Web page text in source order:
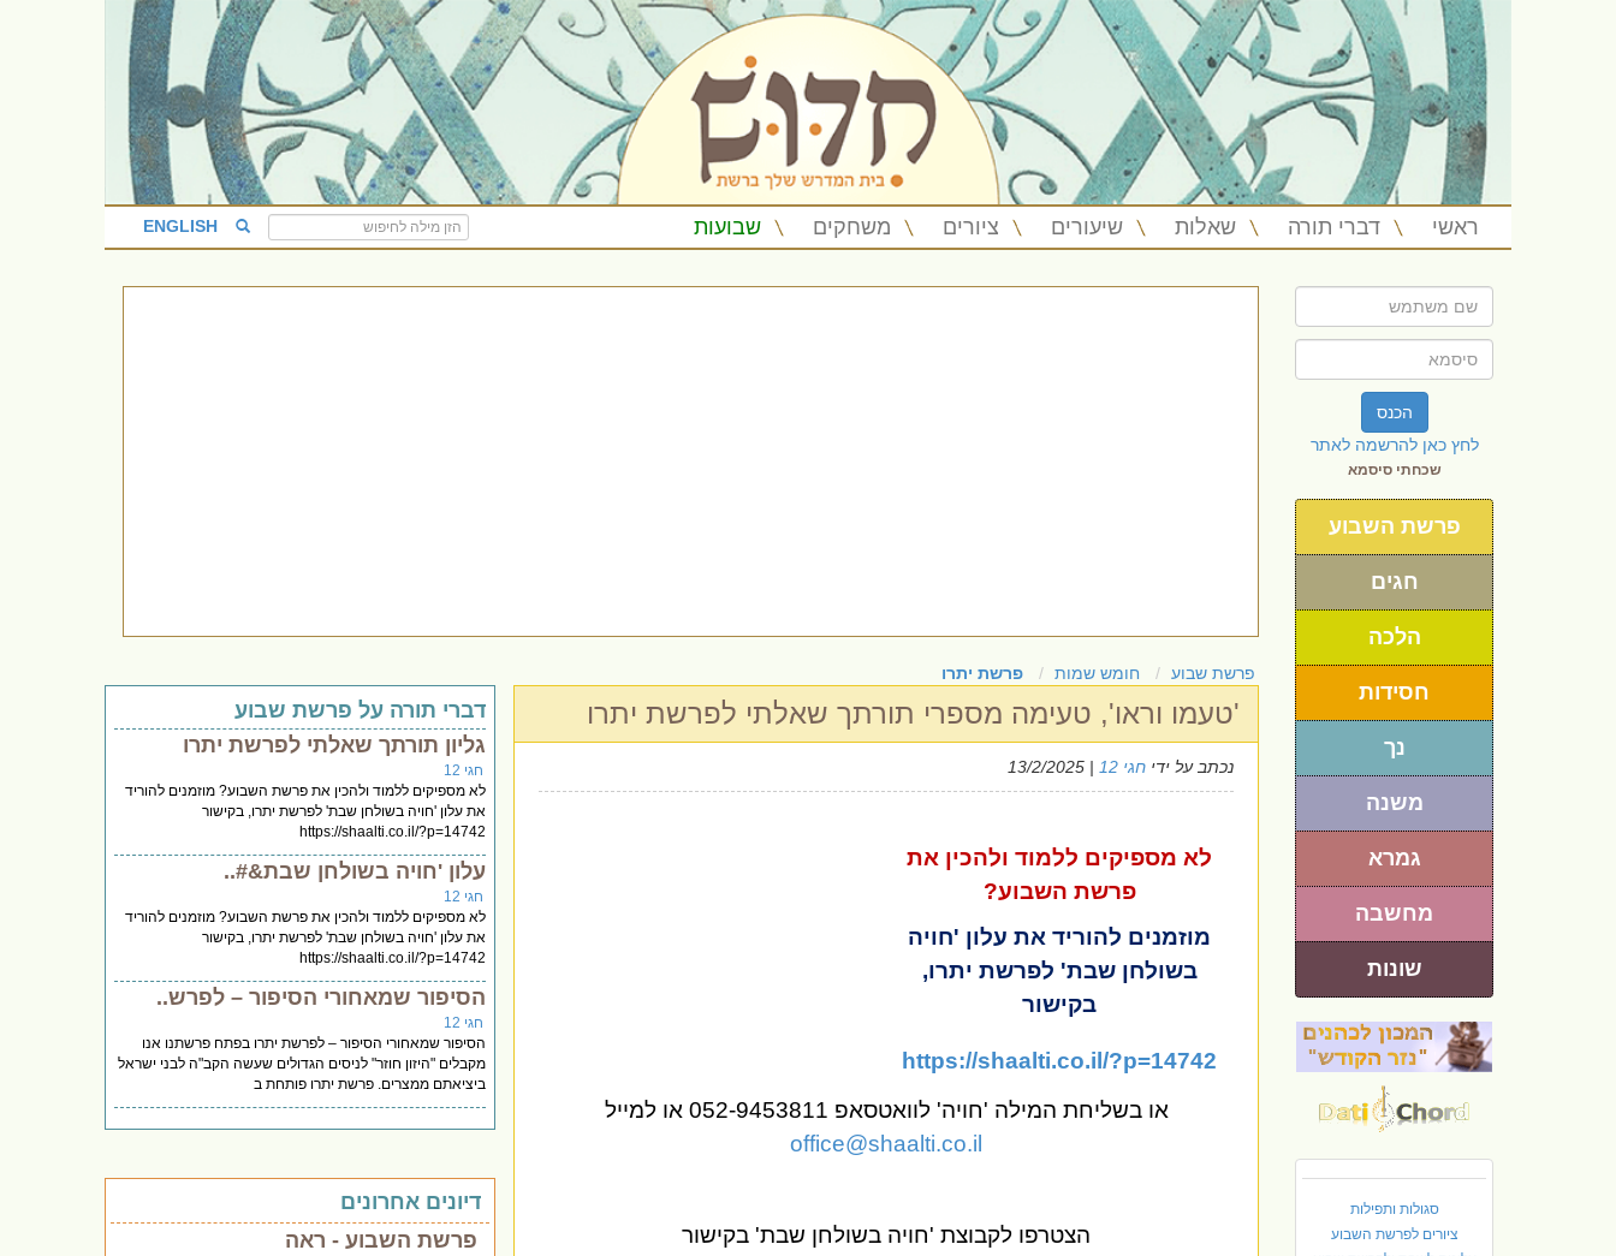
ראשי דברי תורה שאלות שיעורים ציורים משחקים שבועות ENGLISH
הכנס
לחץ כאן להרשמה לאתר
שכחתי סיסמא
פרשת השבוע
חגים
הלכה
חסידות
נך
משנה
גמרא
מחשבה
שונות
סגולות ותפילות
ציורים לפרשת השבוע
פרשת שבוע חומש שמות פרשת יתרו
'טעמו וראו', טעימה מספרי תורתך שאלתי לפרשת יתרו
נכתב על ידי חגי 12 | 13/2/2025
לא מספיקים ללמוד ולהכין את
פרשת השבוע?
מוזמנים להוריד את עלון 'חויה
בשולחן שבת' לפרשת יתרו,
בקישור
https://shaalti.co.il/?p=14742
או בשליחת המילה 'חויה'לוואטסאפ 052-9453811 או למייל
office@shaalti.co.il
הצטרפו לקבוצת 'חויה בשולחן שבת' בקישור
דברי תורה על פרשת שבוע
גליון תורתך שאלתי לפרשת יתרו
חגי 12
לא מספיקים ללמוד ולהכין את פרשת השבוע? מוזמנים להוריד
את עלון 'חויה בשולחן שבת' לפרשת יתרו, בקישור
https://shaalti.co.il/?p=14742
עלון 'חויה בשולחן שבת&#..
חגי 12
לא מספיקים ללמוד ולהכין את פרשת השבוע? מוזמנים להוריד
את עלון 'חויה בשולחן שבת' לפרשת יתרו, בקישור
https://shaalti.co.il/?p=14742
הסיפור שמאחורי הסיפור – לפרש..
חגי 12
הסיפור שמאחורי הסיפור – לפרשת יתרו בפתח פרשתנו אנו
מקבלים "היזון חוזר" לניסים הגדולים שעשה הקב"ה לבני ישראל
ביציאתם ממצרים. פרשת יתרו פותחת ב
דיונים אחרונים
פרשת השבוע - ראה